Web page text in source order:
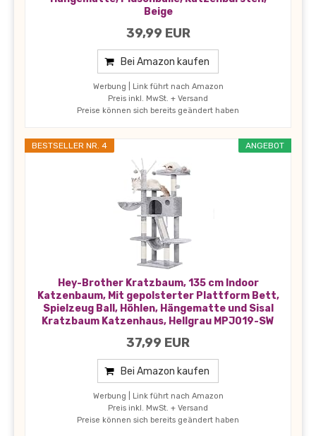
Beige
39,99 EUR
Bei Amazon kaufen
Werbung | Link führt nach Amazon
Preis inkl. MwSt. + Versand
Preise können sich bereits geändert haben
ANGEBOT
BESTSELLER NR. 4
Hey-Brother Kratzbaum, 135 cm Indoor
Katzenbaum, Mit gepolsterter Plattform Bett,
Spielzeug Ball, Höhlen, Hängematte und Sisal
Kratzbaum Katzenhaus, Hellgrau MPJ019-SW
37,99 EUR
Bei Amazon kaufen
Werbung | Link führt nach Amazon
Preis inkl. MwSt. + Versand
Preise können sich bereits geändert haben